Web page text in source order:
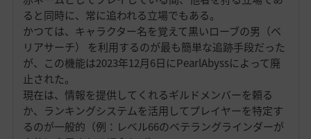
ると同時に、常に追われる立場でもある。
かつては、キャラクター名を覚えて黒いローブの男（ベ
リアサーチ） を利用するのが最も簡単な追跡手段だった
が、この機能は2023年12月6日にPearlAbyssによって廃
止された。
現在は、情報を提供してくれるギルドメンバーを頼る
か、ランキングシステムを活用してプレイヤーを特定す
るのが一般的（例：レベル66のベテラングラインダーが